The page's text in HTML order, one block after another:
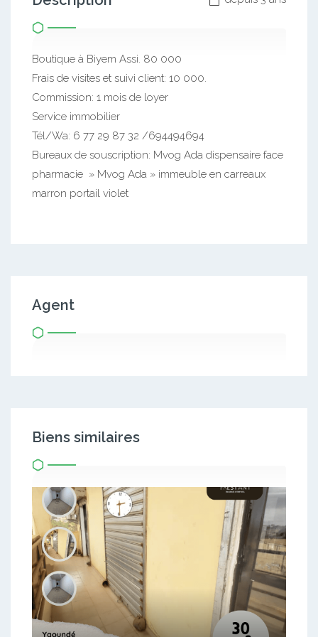
Boutique à Biyem Assi. 80 000
Frais de visites et suivi client: 10 000.
Commission: 1 mois de loyer
Service immobilier
Tél/Wa: 6 77 29 87 32 /694494694
Bureaux de souscription: Mvog Ada dispensaire face
pharmacie » Mvog Ada » immeuble en carreaux
marron portail violet
Agent
Biens similaires